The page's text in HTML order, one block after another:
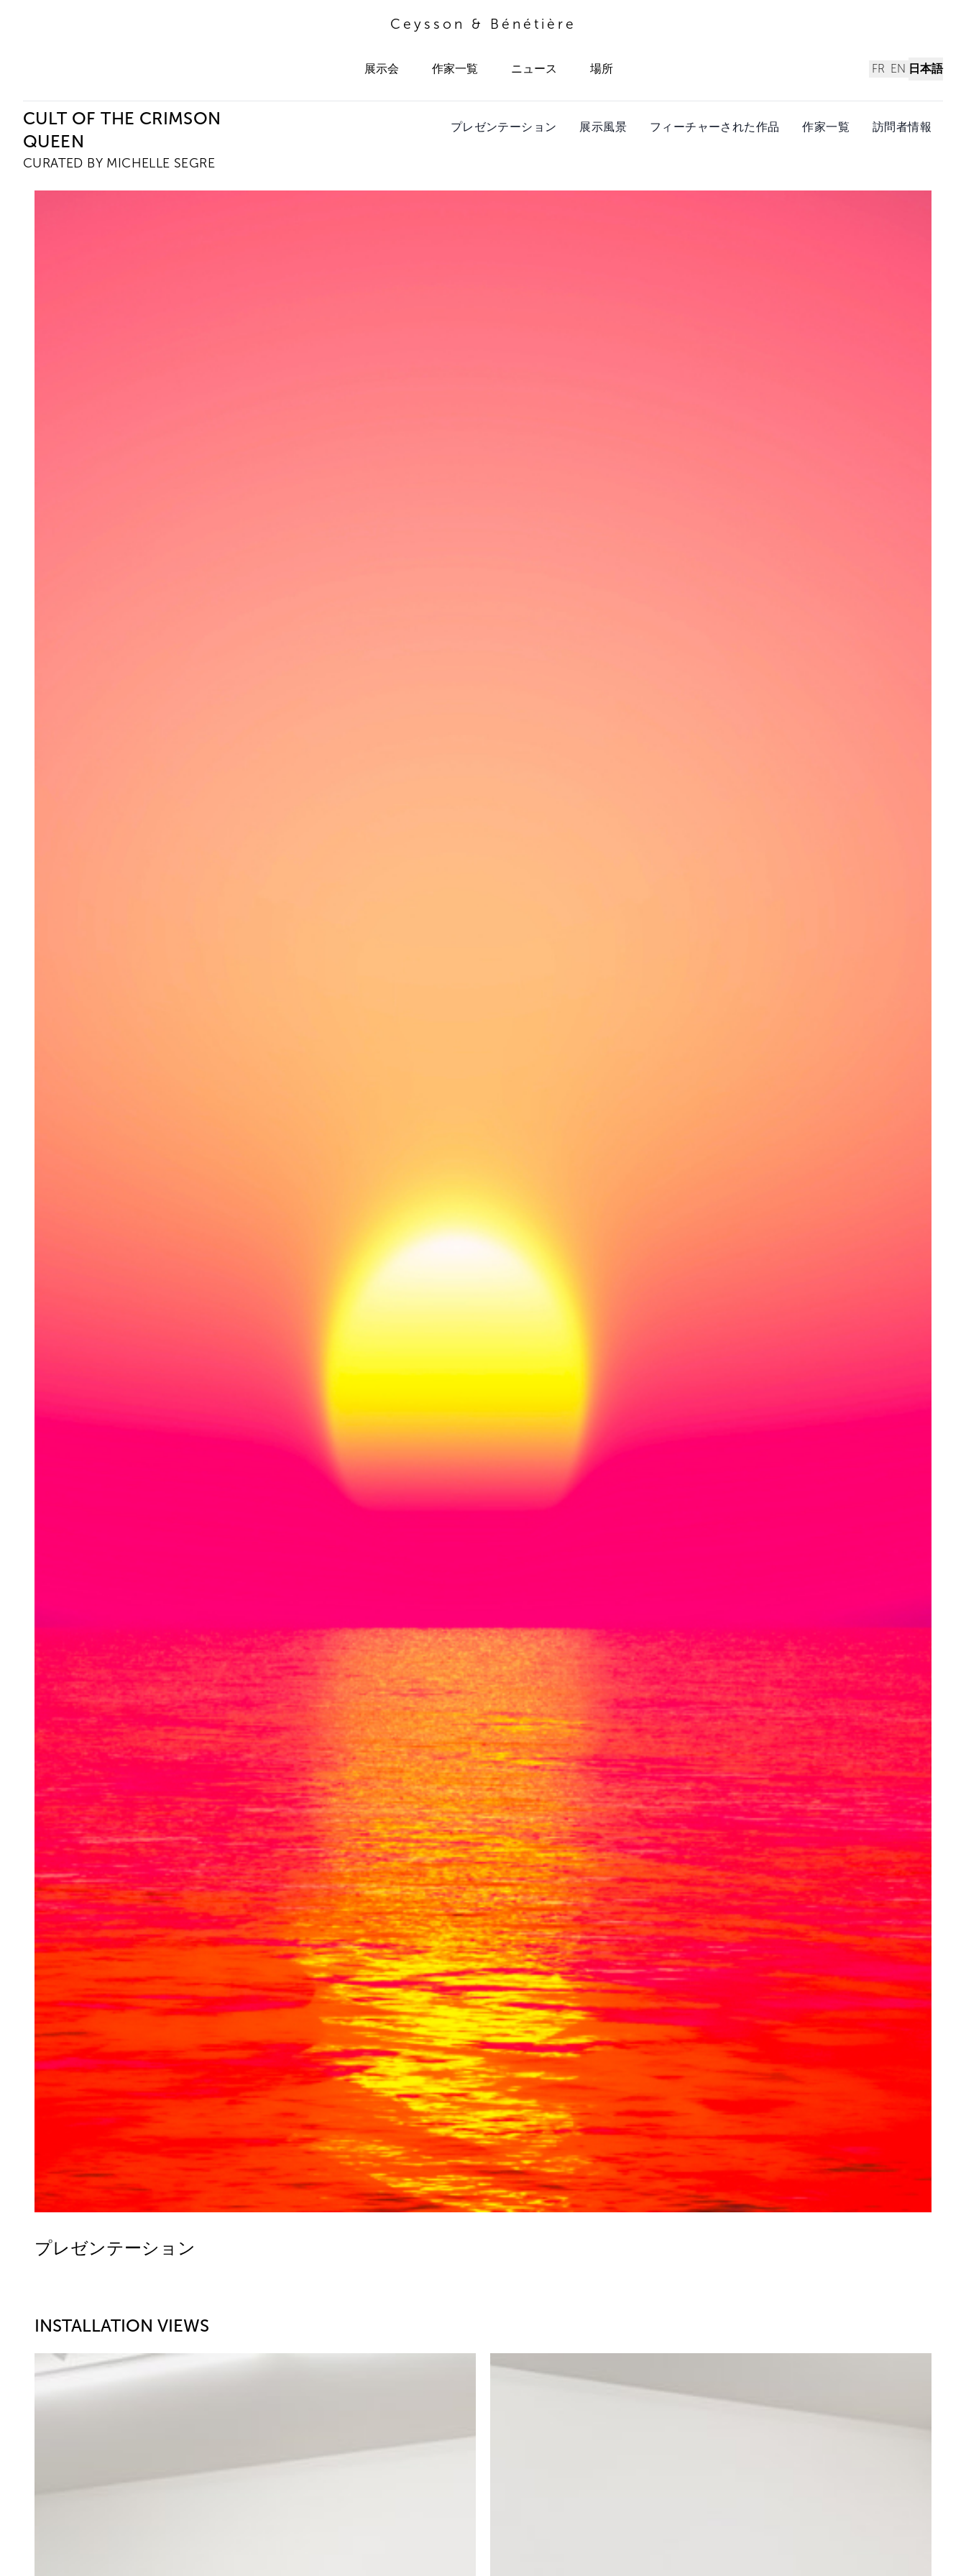
Ceysson & Bénétière
展示会 作家一覧 ニュース 場所 FR EN 日本語
CULT OF THE CRIMSON
QUEEN
CURATED BY MICHELLE SEGRE
プレゼンテーション 展示風景 フィーチャーされた作品 作家一覧 訪問者情報
プレゼンテーション
INSTALLATION VIEWS